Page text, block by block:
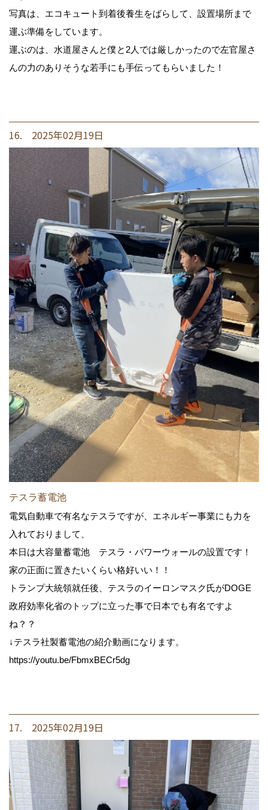
写真は、エコキュート到着後養生をばらして、設置場所まで
運ぶ準備をしています。
運ぶのは、水道屋さんと僕と2人では厳しかったので左官屋さ
んの力のありそうな若手にも手伝ってもらいました！
16. 2025年02月19日
テスラ蓄電池
電気自動車で有名なテスラですが、エネルギー事業にも力を
入れておりまして、
本日は大容量蓄電池 テスラ・パワーウォールの設置です！
家の正面に置きたいくらい格好いい！！
トランプ大統領就任後、テスラのイーロンマスク氏がDOGE
政府効率化省のトップに立った事で日本でも有名ですよ
ね？？
↓テスラ社製蓄電池の紹介動画になります。
https://youtu.be/FbmxBECr5dg
17. 2025年02月19日